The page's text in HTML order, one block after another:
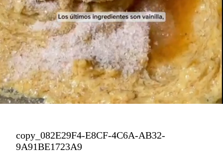
copy_082E29F4-E8CF-4C6A-AB32-
9A91BE1723A9